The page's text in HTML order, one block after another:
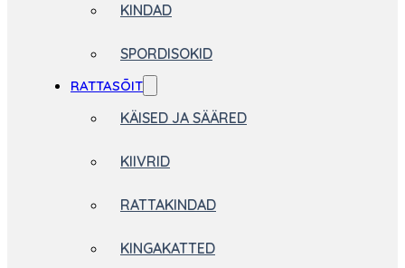
KINDAD
SPORDISOKID
RATTASÕIT
KÄISED JA SÄÄRED
KIIVRID
RATTAKINDAD
KINGAKATTED